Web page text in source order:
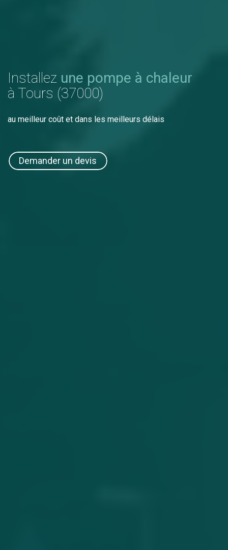
Installez une pompe à chaleur
à Tours (37000)
au meilleur coût et dans les meilleurs délais
Demander un devis